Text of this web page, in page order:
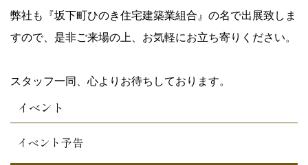
弊社も『坂下町ひのき住宅建築業組合』の名で出展致しま
すので、是非ご来場の上、お気軽にお立ち寄りください。
スタッフ一同、心よりお待ちしております。
イベント
イベント予告